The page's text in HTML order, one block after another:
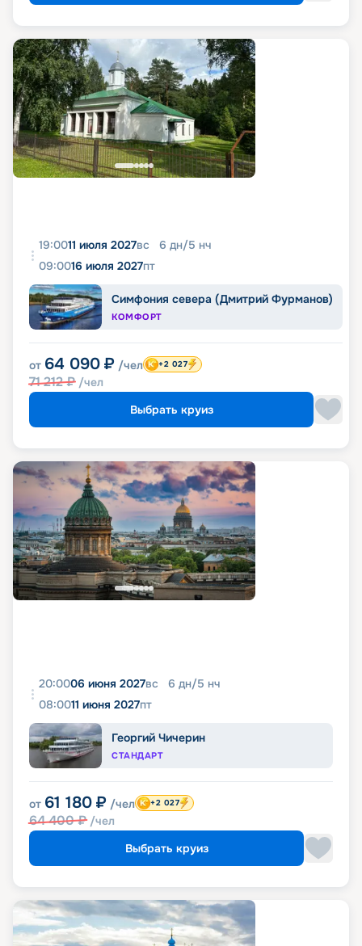
19:0011 июля 2027вс 6 дн/5 нч
09:0016 июля 2027пт
Симфония севера (Дмитрий Фурманов)
КОМФОРТ
от 64 090 ₽ /чел
71 212₽ /чел
+2 027
Выбрать круиз
20:0006 июня 2027вс 6 дн/5 нч
08:0011 июня 2027пт
Георгий Чичерин
СТАНДАРТ
от 61 180 ₽ /чел
64 400₽ /чел
+2 027
Выбрать круиз